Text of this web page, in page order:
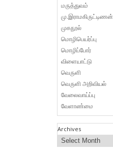
மருத்துவம்
மு.இராமகிருட்டிணன்
முகநூல்
மொழிபெயர்ப்பு
மொழிப்போர்
விளையாட்டு
வெருளி
வெருளி அறிவியல்
வேலைவாய்ப்பு
வேளாண்மை
Archives